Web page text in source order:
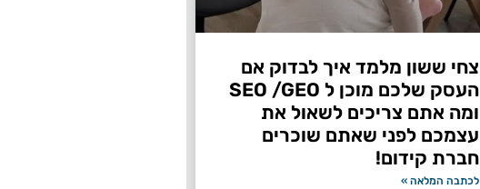
צחי ששון מלמד איך לבדוק אם
העסק שלכם מוכן ל SEO /GEO
ומה אתם צריכים לשאול את
עצמכם לפני שאתם שוכרים
חברת קידום!
לכתבה המלאה »